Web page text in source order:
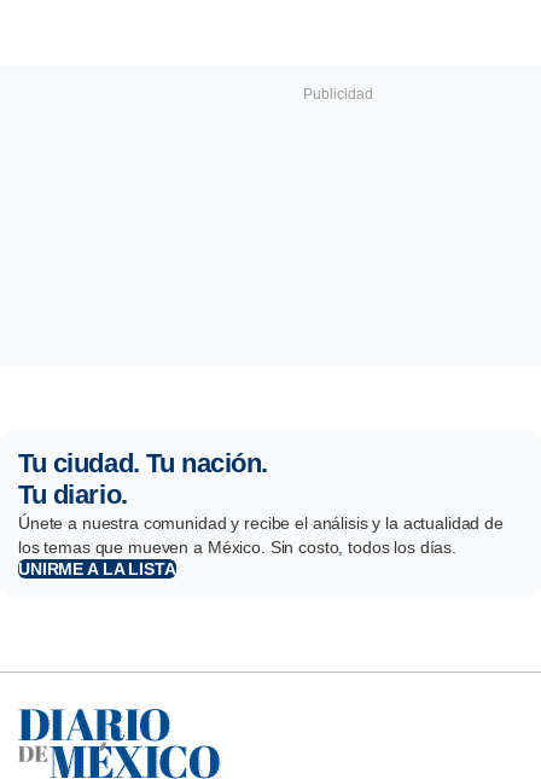
Tu ciudad. Tu nación.
Tu diario.
Únete a nuestra comunidad y recibe el análisis y la actualidad de
los temas que mueven a México. Sin costo, todos los días.
UNIRME A LA LISTA